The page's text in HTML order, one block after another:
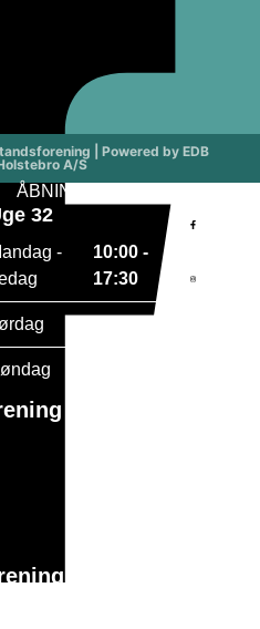
| Powered by EDB
A/S
ÅBNINGSTIDER
32
-
10:00 -
17:30